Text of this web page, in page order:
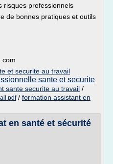
risques professionnels
de bonnes pratiques et outils
et securite au travail
sante et securite
sante securite au travail /
pdf/ formation assistant en
en santé et sécurité